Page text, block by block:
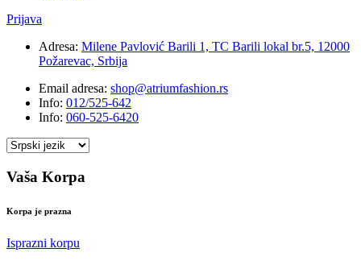
Prijava
Adresa: Milene Pavlović Barili 1, TC Barili lokal br.5, 12000
Požarevac, Srbija
Email adresa: shop@atriumfashion.rs
Info: 012/525-642
Info: 060-525-6420
Vaša Korpa
Korpa je prazna
Isprazni korpu